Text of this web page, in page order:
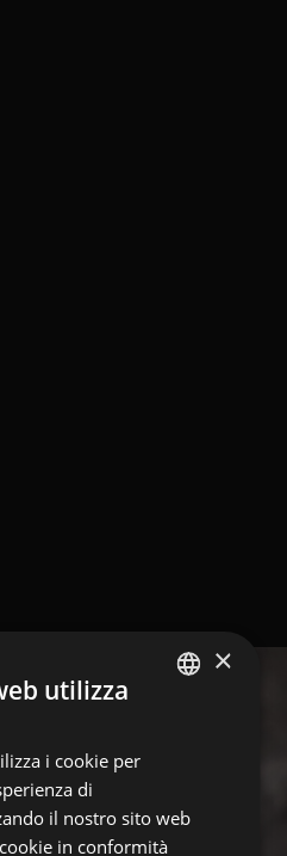
×
utilizza
i cookie per
di
il nostro sito web
in conformità